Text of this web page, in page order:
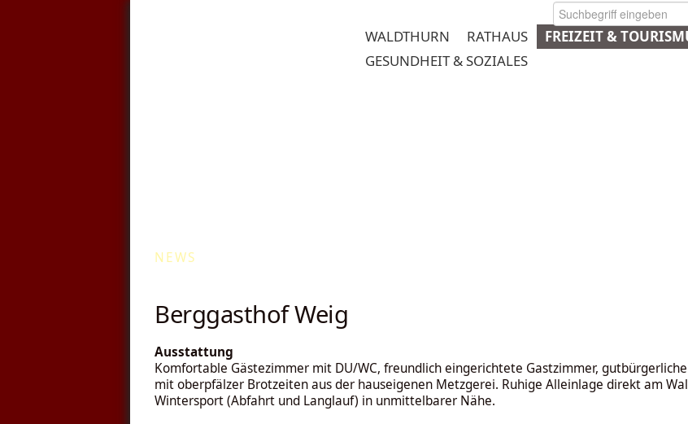
WALDTHURN RATHAUS FREIZEIT &
GESUNDHEIT & SOZIALES
NEWS
Berggasthof Weig
Ausstattung
Komfortable Gästezimmer mit DU/WC, freundlich eingerichtete Gastzimmer,
mit oberpfälzer Brotzeiten aus der hauseigenen Metzgerei. Ruhige Alleinlage direkt am
Wintersport (Abfahrt und Langlauf) in unmittelbarer Nähe.